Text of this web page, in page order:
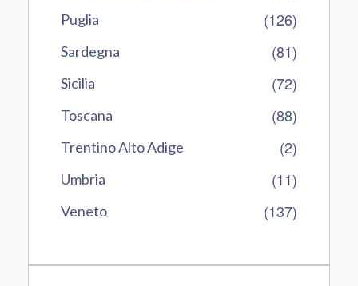
Puglia (126)
Sardegna (81)
Sicilia (72)
Toscana (88)
Trentino Alto Adige (2)
Umbria (11)
Veneto (137)